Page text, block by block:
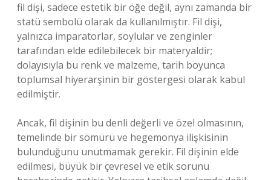
fil dişi, sadece estetik bir öğe değil, aynı zamanda bir
statü sembolü olarak da kullanılmıştır. Fil dişi,
yalnızca imparatorlar, soylular ve zenginler
tarafından elde edilebilecek bir materyaldir;
dolayısıyla bu renk ve malzeme, tarih boyunca
toplumsal hiyerarşinin bir göstergesi olarak kabul
edilmiştir.
Ancak, fil dişinin bu denli değerli ve özel olmasının,
temelinde bir sömürü ve hegemonya ilişkisinin
bulunduğunu unutmamak gerekir. Fil dişinin elde
edilmesi, büyük bir çevresel ve etik sorunu